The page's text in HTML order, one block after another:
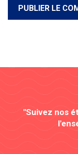
"Suivez nos